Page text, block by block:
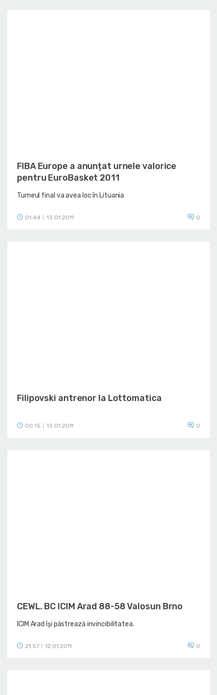
FIBA Europe a anunțat urnele valorice
pentru EuroBasket 2011
Turneul final va avea loc în Lituania
01:44 13.01.2011 0
Filipovski antrenor la Lottomatica
00:15 13.01.2011 0
CEWL. BC ICIM Arad 88-58 Valosun Brno
ICIM Arad își păstrează invincibilitatea.
21:57 12.01.2011 0